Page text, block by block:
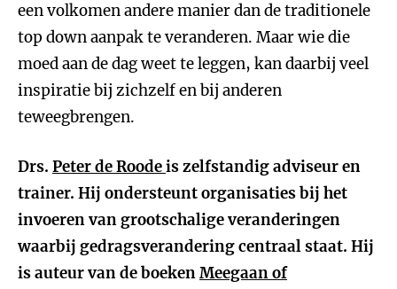
een volkomen andere manier dan de traditionele
top down aanpak te veranderen. Maar wie die
moed aan de dag weet te leggen, kan daarbij veel
inspiratie bij zichzelf en bij anderen
teweegbrengen.
Drs. Peter de Roodeis zelfstandig adviseur en
trainer. Hij ondersteunt organisaties bij het
invoeren van grootschalige veranderingen
waarbij gedragsverandering centraal staat. Hij
is auteur van de boekenMeegaan of